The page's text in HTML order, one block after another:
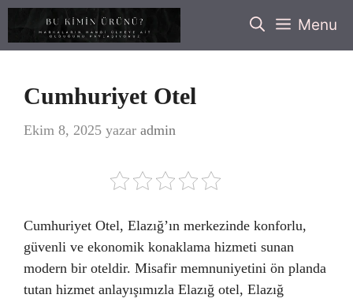
İçeriğe
Menu
Cumhuriyet Otel
Ekim 8, 2025 yazar admin
Cumhuriyet Otel, Elazığ’ın merkezinde konforlu,
güvenli ve ekonomik konaklama hizmeti sunan
modern bir oteldir. Misafir memnuniyetini ön planda
tutan hizmet anlayışımızla Elazığ otel, Elazığ